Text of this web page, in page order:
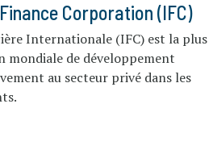
Corporation (IFC)
Internationale (IFC) est la plus
de développement
au secteur privé dans les